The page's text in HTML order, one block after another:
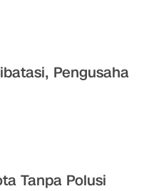
Pengusaha
Tanpa Polusi